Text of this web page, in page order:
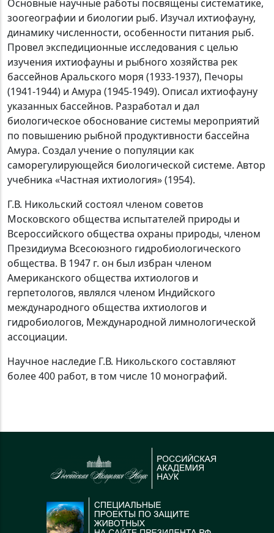
Основные научные работы посвящены систематике,
зоогеографии и биологии рыб. Изучал ихтиофауну,
динамику численности, особенности питания рыб.
Провел экспедиционные исследования с целью
изучения ихтиофауны и рыбного хозяйства рек
бассейнов Аральского моря (1933-1937), Печоры
(1941-1944) и Амура (1945-1949). Описал ихтиофауну
указанных бассейнов. Разработал и дал
биологическое обоснование системы мероприятий
по повышению рыбной продуктивности бассейна
Амура. Создал учение о популяции как
саморегулирующейся биологической системе. Автор
учебника «Частная ихтиология» (1954).
Г.В. Никольский состоял членом советов
Московского общества испытателей природы и
Всероссийского общества охраны природы, членом
Президиума Всесоюзного гидробиологического
общества. В 1947 г. он был избран членом
Американского общества ихтиологов и
герпетологов, являлся членом Индийского
международного общества ихтиологов и
гидробиологов, Международной лимнологической
ассоциации.
Научное наследие Г.В. Никольского составляют
более 400 работ, в том числе 10 монографий.